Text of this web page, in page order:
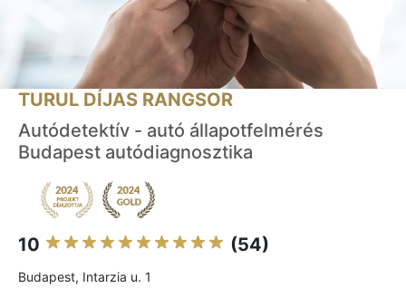
TURUL DÍJAS RANGSOR
Autódetektív - autó állapotfelmérés
Budapest autódiagnosztika
10 (54)
Budapest, Intarzia u. 1